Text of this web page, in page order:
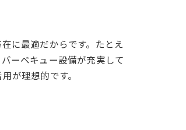
に最適だからです。たとえ
ーベキュー設備が充実して
が理想的です。